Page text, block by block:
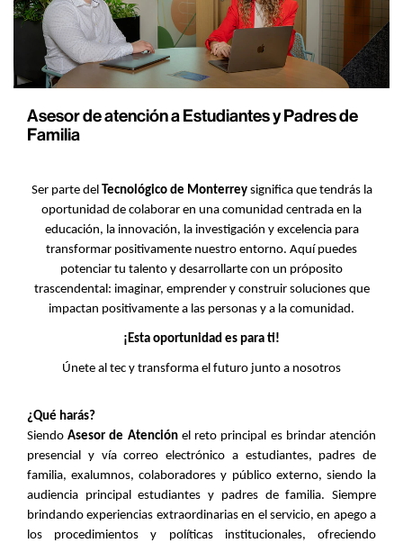
Asesor de atención a Estudiantes y Padres de
Familia
Ser parte del Tecnológico de Monterreysignifica que tendrás la
oportunidad de colaborar en una comunidad centrada en la
educación, la innovación, la investigación y excelencia para
transformar positivamente nuestro entorno. Aquí puedes
potenciar tu talento y desarrollarte con un próposito
trascendental: imaginar, emprender y construir soluciones que
impactan positivamente a las personas y a la comunidad.
¡Esta oportunidad es para ti!
Únete al tec y transforma el futuro junto a nosotros
¿Qué harás?
SiendoAsesor de Atención el reto principal es brindar atención
presencial y vía correo electrónico a estudiantes, padres de
familia, exalumnos, colaboradores y público externo, siendo la
audiencia principal estudiantes y padres de familia. Siempre
brindando experiencias extraordinarias en el servicio, en apego a
los procedimientos y políticas institucionales, ofreciendo